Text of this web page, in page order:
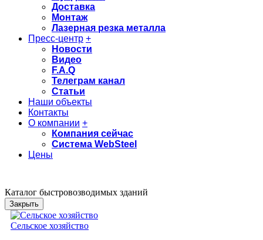
Доставка
Монтаж
Лазерная резка металла
Пресс-центр +
Новости
Видео
F.A.Q
Телеграм канал
Статьи
Наши объекты
Контакты
О компании +
Компания сейчас
Система WebSteel
Цены
Каталог быстровозводимых зданий
Закрыть
Сельское хозяйство